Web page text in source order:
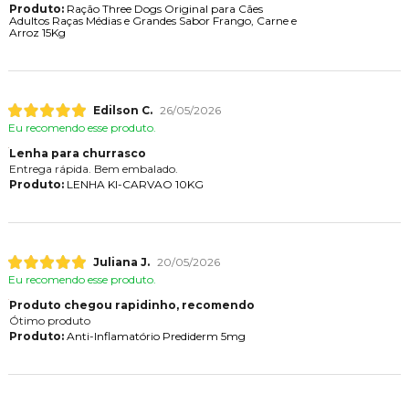
Produto:Ração Three Dogs Original para Cães
Adultos Raças Médias e Grandes Sabor Frango, Carne e
Arroz 15Kg
Edilson C. 26/05/2026
Eu recomendo esse produto.
Lenha para churrasco
Entrega rápida. Bem embalado.
Produto:LENHA KI-CARVAO 10KG
Juliana J. 20/05/2026
Eu recomendo esse produto.
Produto chegou rapidinho, recomendo
Ótimo produto
Produto:Anti-Inflamatório Prediderm 5mg